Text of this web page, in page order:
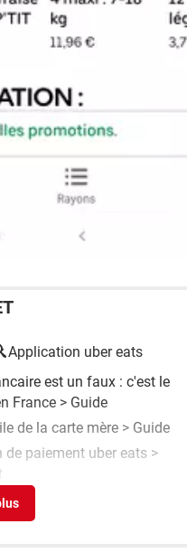
Application uber eats
est un faux : c'est le
France > Guide
de la carte mère > Guide
paiement uber eats >
droits sur internet
la changer